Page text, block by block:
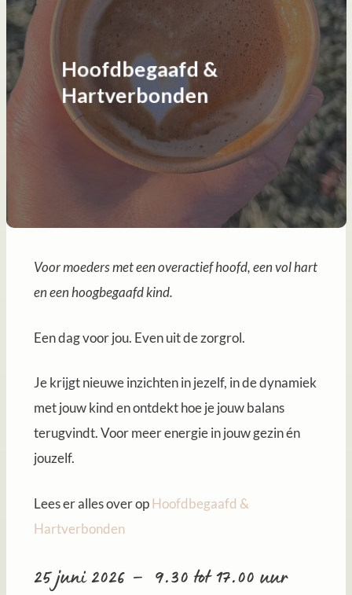
Hoofdbegaafd &
Hartverbonden
Voor moeders met een overactief hoofd, een vol hart
en een hoogbegaafd kind.
Een dag voor jou. Even uit de zorgrol.
Je krijgt nieuwe inzichten in jezelf, in de dynamiek
met jouw kind en ontdekt hoe je jouw balans
terugvindt. Voor meer energie in jouw gezin én
jouzelf.
Lees er alles over opHoofdbegaafd &
Hartverbonden
25 juni 2026 – 9.30 tot 17.00 uur